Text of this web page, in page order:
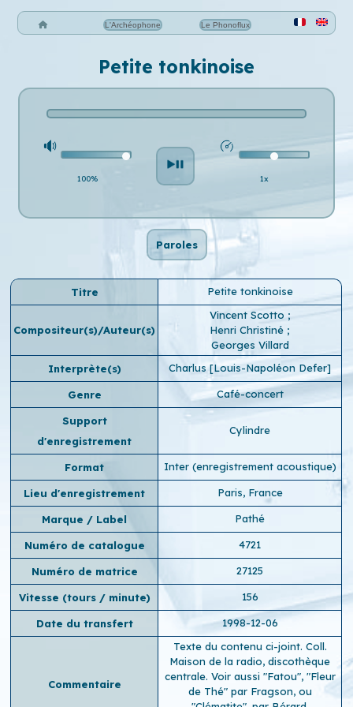
L'Archéophone Le Phonoflux
Petite tonkinoise
100% 1x
Paroles
Titre Petite tonkinoise
Compositeur(s)/Auteur(s)
Vincent Scotto ;
Henri Christiné ;
Georges Villard
Interprète(s)
Charlus [Louis-Napoléon Defer]
Genre Café-concert
Support
d'enregistrement
Cylindre
Format Inter (enregistrement acoustique)
Lieu d'enregistrement Paris, France
Marque / Label Pathé
Numéro de catalogue 4721
Numéro de matrice 27125
Vitesse (tours / minute) 156
Date du transfert 1998-12-06
Commentaire
Texte du contenu ci-joint. Coll.
Maison de la radio, discothèque
centrale. Voir aussi "Fatou", "Fleur
de Thé" par Fragson, ou